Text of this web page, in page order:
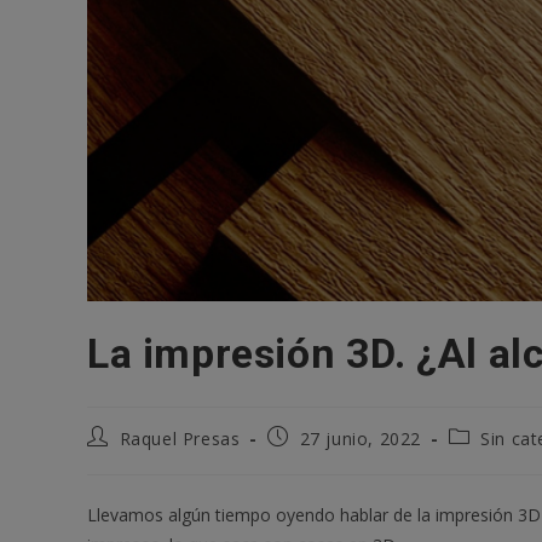
La impresión 3D. ¿Al
Autor
entrada:
Raquel Presas
Publicación
entrada:
27 junio, 2022
Categoría
entrada:
Sin
Llevamos algún tiempo oyendo hablar de la impresión